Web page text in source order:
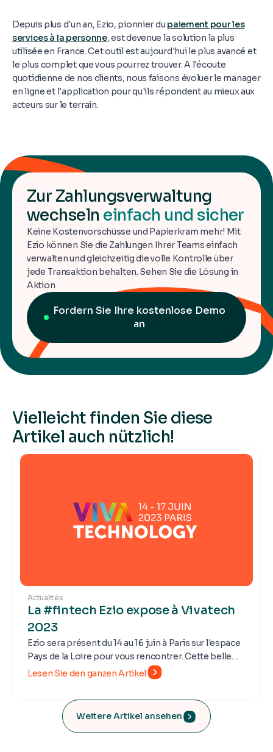
Depuis plus d'un an, Ezio, pionnier du paiement pour les
services à la personne, est devenue la solution la plus
utilisée en France. Cet outil est aujourd'hui le plus avancé et
le plus complet que vous pourrez trouver. A l'écoute
quotidienne de nos clients, nous faisons évoluer le manager
en ligne et l'application pour qu'ils répondent au mieux aux
acteurs sur le terrain.
Zur Zahlungsverwaltung
wechseln einfach und sicher
Keine Kostenvorschüsse und Papierkram mehr! Mit
Ezio können Sie die Zahlungen Ihrer Teams einfach
verwalten und gleichzeitig die volle Kontrolle über
jede Transaktion behalten. Sehen Sie die Lösung in
Aktion
Fordern Sie Ihre kostenlose Demo
an
Vielleicht finden Sie diese
Artikel auch nützlich!
Actualités
La #fintech Ezio expose à Vivatech
2023
Ezio sera présent du 14 au 16 juin à Paris sur l'espace
Pays de la Loire pour vous rencontrer. Cette belle
opportunité offerte par notre partenaire régional et
par la French Tech Vendée sera l'occasion
suivi des dépenses pour les aidants professionnels.
Lesen Sie den ganzen Artikel
Weitere Artikel ansehen